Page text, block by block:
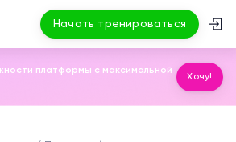
Начать тренироваться
платформы с максимальной
Хочу!